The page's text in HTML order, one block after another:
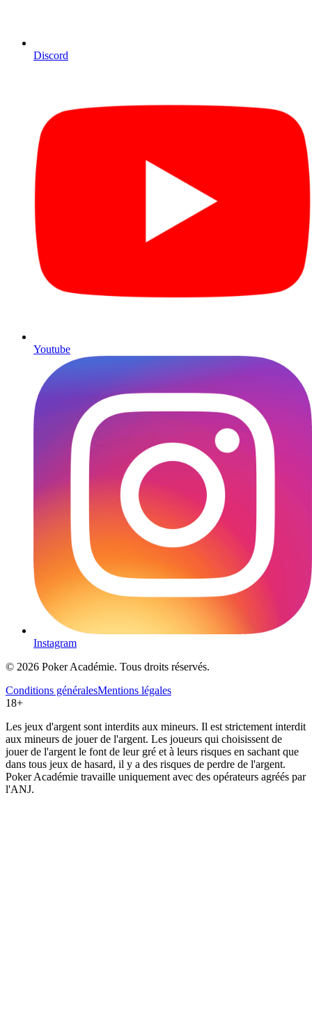
Discord
Youtube
Instagram
© 2026 Poker Académie. Tous droits réservés.
Conditions généralesMentions légales
18+
Les jeux d'argent sont interdits aux mineurs. Il est strictement interdit
aux mineurs de jouer de l'argent. Les joueurs qui choisissent de
jouer de l'argent le font de leur gré et à leurs risques en sachant que
dans tous jeux de hasard, il y a des risques de perdre de l'argent.
Poker Académie travaille uniquement avec des opérateurs agréés par
l'ANJ.